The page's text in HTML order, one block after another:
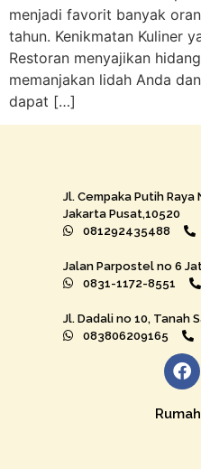
menjadi favorit banyak
tahun. Kenikmatan Kuliner
Restoran menyajikan
memanjakan lidah Anda
dapat […]
Jl. Cempaka Putih Raya
Jakarta Pusat,10520
081292435488
Jalan Parpostel no 6
0831-1172-8551
Jl. Dadali no 10, Tanah
083806209165